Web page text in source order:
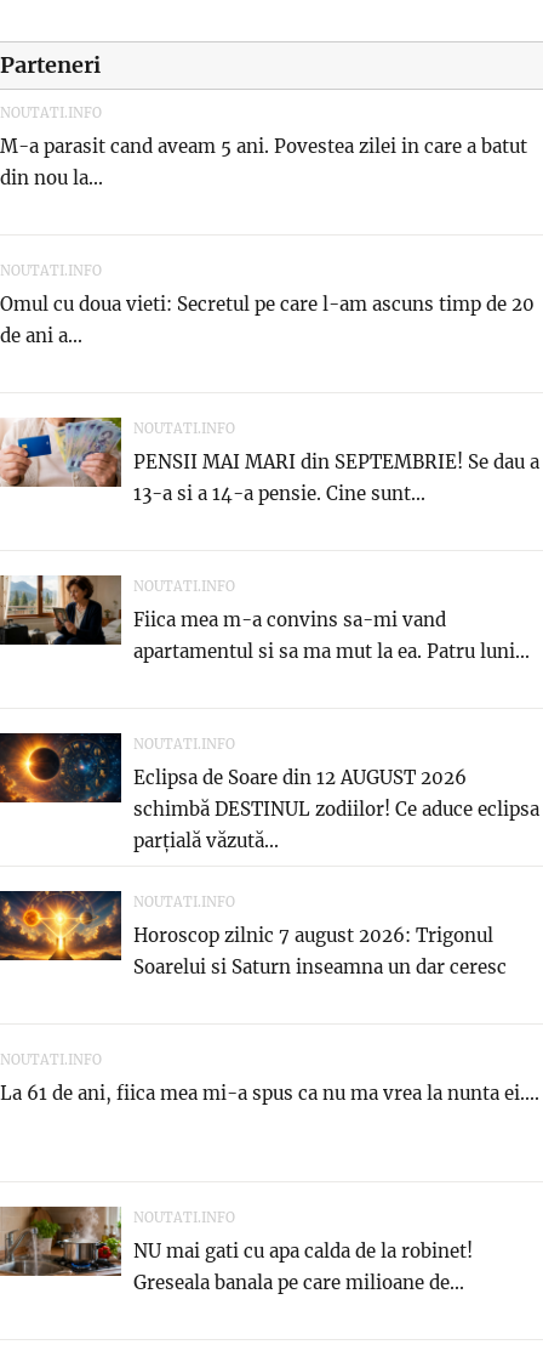
Parteneri
NOUTATI.INFO
M-a parasit cand aveam 5 ani. Povestea zilei in care a batut
din nou la...
NOUTATI.INFO
Omul cu doua vieti: Secretul pe care l-am ascuns timp de 20
de ani a...
NOUTATI.INFO
PENSII MAI MARI din SEPTEMBRIE! Se dau a
13-a si a 14-a pensie. Cine sunt...
NOUTATI.INFO
Fiica mea m-a convins sa-mi vand
apartamentul si sa ma mut la ea. Patru luni...
NOUTATI.INFO
Eclipsa de Soare din 12 AUGUST 2026
schimbă DESTINUL zodiilor! Ce aduce eclipsa
parțială văzută...
NOUTATI.INFO
Horoscop zilnic 7 august 2026: Trigonul
Soarelui si Saturn inseamna un dar ceresc
NOUTATI.INFO
La 61 de ani, fiica mea mi-a spus ca nu ma vrea la nunta ei....
NOUTATI.INFO
NU mai gati cu apa calda de la robinet!
Greseala banala pe care milioane de...